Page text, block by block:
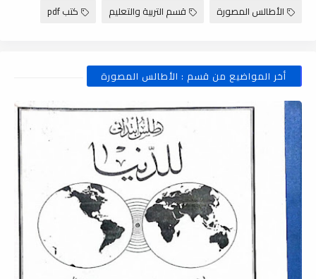
الأطالس المصورة قسم التربية والتعليم كتب pdf
أخر المواضيع من قسم : الأطالس المصورة